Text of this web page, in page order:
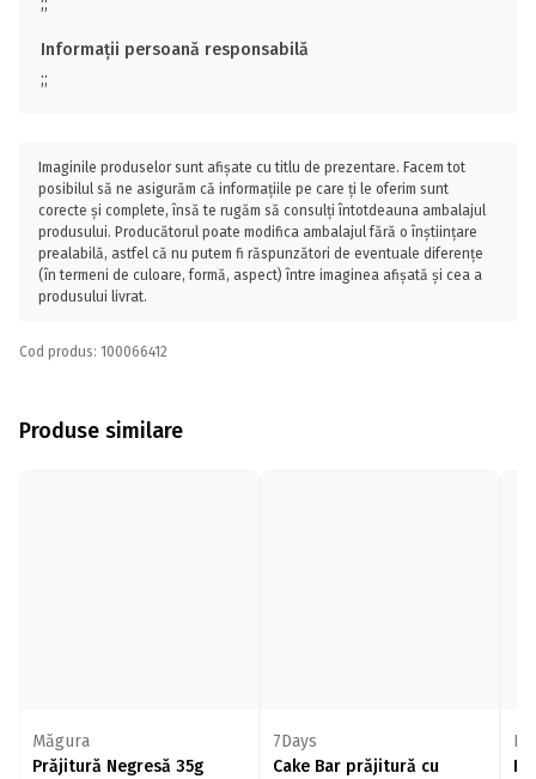
;;
Informații persoană responsabilă
;;
Imaginile produselor sunt afișate cu titlu de prezentare. Facem tot
posibilul să ne asigurăm că informațiile pe care ți le oferim sunt
corecte și complete, însă te rugăm să consulți întotdeauna ambalajul
produsului. Producătorul poate modifica ambalajul fără o înștiințare
prealabilă, astfel că nu putem fi răspunzători de eventuale diferențe
(în termeni de culoare, formă, aspect) între imaginea afișată și cea a
produsului livrat.
Cod produs: 100066412
Produse similare
Măgura
Prăjitură Negresă 35g
7Days
Cake Bar prăjitură cu